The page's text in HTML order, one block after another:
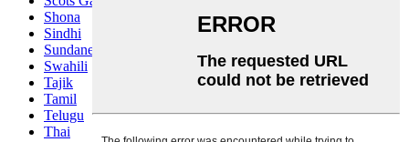
Shona
Sindhi
Sundanese
Swahili
Tajik
Tamil
Telugu
Thai